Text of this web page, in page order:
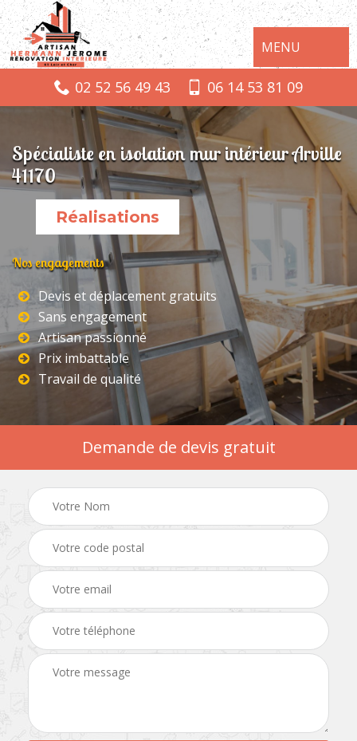
MENU
02 52 56 49 43 06 14 53 81 09
Spécialiste en isolation mur intérieur Arville
41170
Réalisations
Nos engagements
Devis et déplacement gratuits
Sans engagement
Artisan passionné
Prix imbattable
Travail de qualité
Demande de devis gratuit